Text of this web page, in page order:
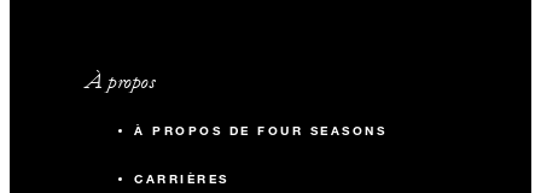
À propos
À PROPOS DE FOUR SEASONS
CARRIÈRES